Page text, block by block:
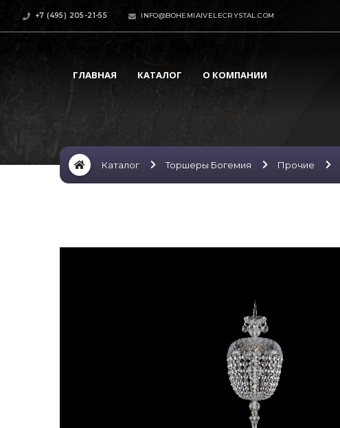
+7 (495) 205-21-55 INFO@BOHEMIAIVELECRYSTAL.COM
ГЛАВНАЯ КАТАЛОГ О КОМПАНИИ
Каталог Торшеры Богемия Прочие